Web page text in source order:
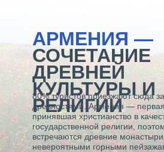
80% туристов приезжают сюда
древностями. Армения —
принявшая христианство в
государственной религии,
встречаются древние
невероятными горными
АРМЕНИЯ ―
СОЧЕТАНИЕ
ДРЕВНЕЙ
КУЛЬТУРЫ И
РЕЛИГИИ